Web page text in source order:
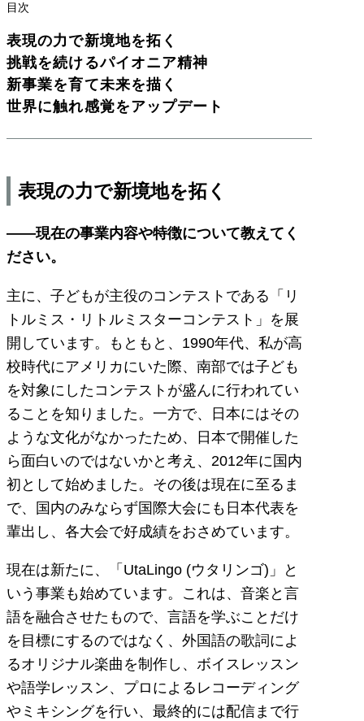
目次
表現の力で新境地を拓く
挑戦を続けるパイオニア精神
新事業を育て未来を描く
世界に触れ感覚をアップデート
表現の力で新境地を拓く
――現在の事業内容や特徴について教えてく
ださい。
主に、子どもが主役のコンテストである「リ
トルミス・リトルミスターコンテスト」を展
開しています。もともと、1990年代、私が高
校時代にアメリカにいた際、南部では子ども
を対象にしたコンテストが盛んに行われてい
ることを知りました。一方で、日本にはその
ような文化がなかったため、日本で開催した
ら面白いのではないかと考え、2012年に国内
初として始めました。その後は現在に至るま
で、国内のみならず国際大会にも日本代表を
輩出し、各大会で好成績をおさめています。
現在は新たに、「UtaLingo (ウタリンゴ)」と
いう事業も始めています。これは、音楽と言
語を融合させたもので、言語を学ぶことだけ
を目標にするのではなく、外国語の歌詞によ
るオリジナル楽曲を制作し、ボイスレッスン
や語学レッスン、プロによるレコーディング
やミキシングを行い、最終的には配信まで行